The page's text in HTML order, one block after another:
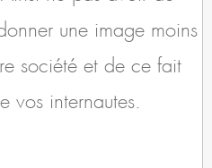
une image moins
société et de ce fait
vos internautes.